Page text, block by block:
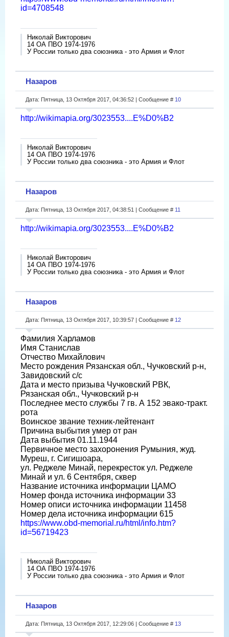
id=4708548
Николай Викторович
14 ОА ПВО 1974-1976
У России только два союзника - это Армия и Флот
Назаров
Дата: Пятница, 13 Октября 2017, 04:36:52 | Сообщение # 10
http://wikimapia.org/3023553....E%D0%B2
Николай Викторович
14 ОА ПВО 1974-1976
У России только два союзника - это Армия и Флот
Назаров
Дата: Пятница, 13 Октября 2017, 04:38:51 | Сообщение # 11
http://wikimapia.org/3023553....E%D0%B2
Николай Викторович
14 ОА ПВО 1974-1976
У России только два союзника - это Армия и Флот
Назаров
Дата: Пятница, 13 Октября 2017, 10:39:57 | Сообщение # 12
Фамилия Харламов
Имя Станислав
Отчество Михайлович
Место рождения Рязанская обл., Чучковский р-н,
Завидовский с/с
Дата и место призыва Чучковский РВК,
Рязанская обл., Чучковский р-н
Последнее место службы 7 гв. А 152 эвако-тракт.
рота
Воинское звание техник-лейтенант
Причина выбытия умер от ран
Дата выбытия 01.11.1944
Первичное место захоронения Румыния, жуд.
Муреш, г. Сигишоара,
ул. Реджеле Минай, перекресток ул. Реджеле
Минай и ул. 6 Сентября, сквер
Название источника информации ЦАМО
Номер фонда источника информации 33
Номер описи источника информации 11458
Номер дела источника информации 615
https://www.obd-memorial.ru/html/info.htm?
id=56719423
Николай Викторович
14 ОА ПВО 1974-1976
У России только два союзника - это Армия и Флот
Назаров
Дата: Пятница, 13 Октября 2017, 12:29:06 | Сообщение # 13